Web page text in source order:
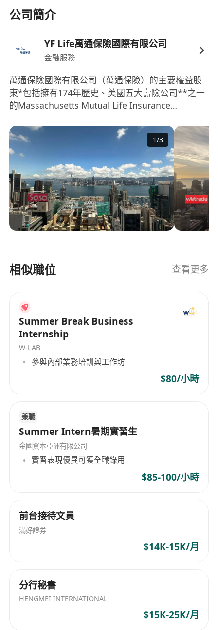
用機會
一對一導師指導及持續專業培訓計劃。
豐厚佣金 + 全面福利。
定期培訓、Team Building 活動，平衡工作與生
活。
立即申請:
********************** (attn: Yan )
WhatsApp：********* (Attention : Yan)
面試/上班地點: 銅鑼灣時代廣場 Phase1, 39f
公司簡介
YF Life萬通保險國際有限公司
金融服務
萬通保險國際有限公司（萬通保險）的主要權益股
東*包括擁有174年歷史、美國五大壽險公司**之一
的Massachusetts Mutual Life Insurance
司等。 萬通保險與Barings（霸菱）為長久戰略合
作夥伴，憑藉獨佔鰲頭的環球投資實力與合作網
絡，攜金融科技創新強勁動能，居香港保險業領先
地位。 萬通保險構建了獨特的「Invesurance」投
資哲學以及獨樹一幟的「1+N」投資體系。其與美
國萬通旗下頂級環球資產管理公司——霸菱保持長
期戰略合作，築起穩健增長的財富底倉；同時，配
合公司持續擴張的全球另類投資網絡，連結N個全
球頂尖投資合作夥伴，遴選全球稀缺目標，主動捕
1/3
相似職位 查看更多
Summer Break Business
Internship
W-LAB
參與內部業務培訓與工作坊
$80/小時
兼職
Summer Intern暑期實習生
金國資本亞洲有限公司
實習表現優異可獲全職錄用
$85-100/小時
前台接待文員
滿好證券
$14K-15K/月
分行秘書
HENGMEI INTERNATIONAL
$15K-25K/月